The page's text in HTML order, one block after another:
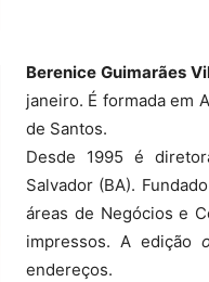
Berenice Guimarães
janeiro. É formada em
de Santos.
Desde 1995 é
Salvador (BA).
áreas de Negócios e
impressos. A edição
endereços.